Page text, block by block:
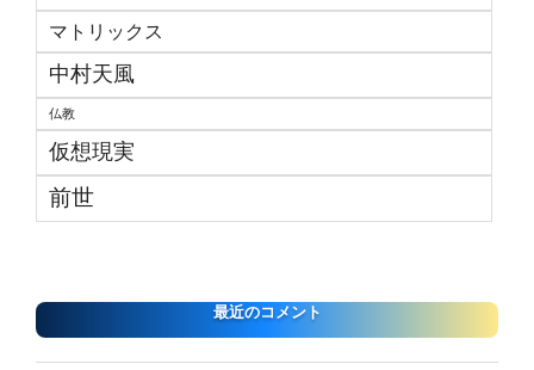
マトリックス
中村天風
仏教
仮想現実
前世
最近のコメント